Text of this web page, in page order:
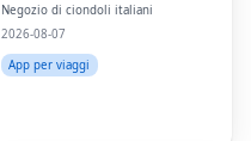
Negozio di ciondoli italiani
2026-08-07
App per viaggi